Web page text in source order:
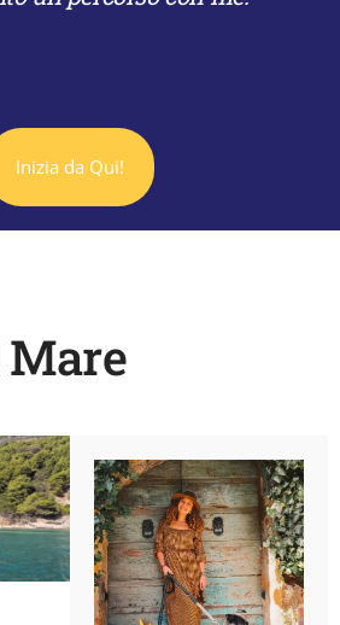
Inizia da Qui!
Mare